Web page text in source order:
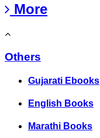
More
Others
Gujarati Ebooks
English Books
Marathi Books